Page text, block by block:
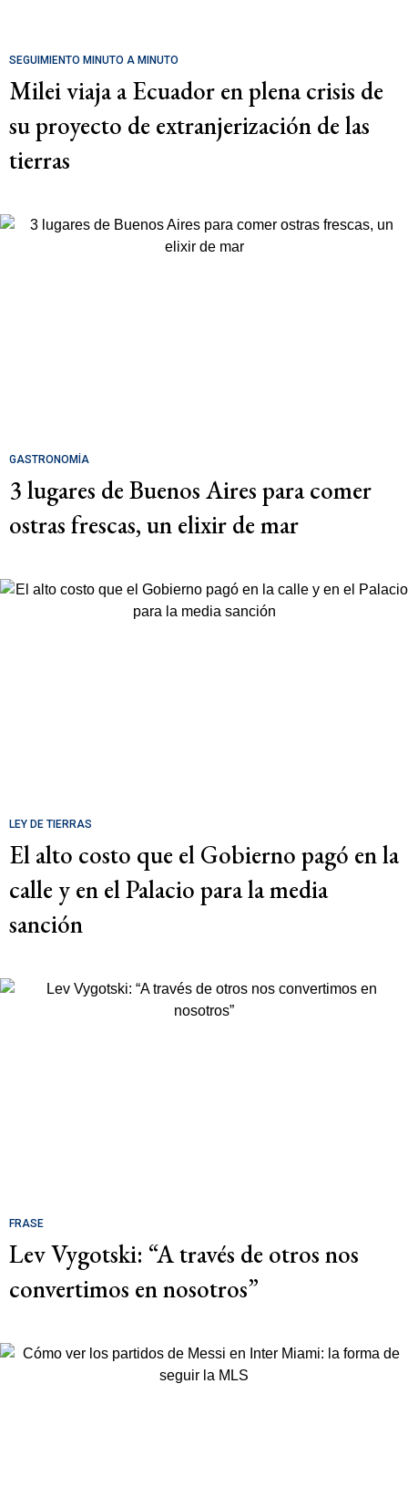
SEGUIMIENTO MINUTO A MINUTO
Milei viaja a Ecuador en plena crisis de
su proyecto de extranjerización de las
tierras
GASTRONOMÍA
3 lugares de Buenos Aires para comer
ostras frescas, un elixir de mar
LEY DE TIERRAS
El alto costo que el Gobierno pagó en la
calle y en el Palacio para la media
sanción
FRASE
Lev Vygotski: “A través de otros nos
convertimos en nosotros”